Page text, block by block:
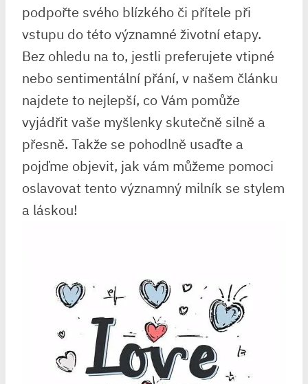
podpořte svého‌ blízkého⁣ či přítele ​při
vstupu do této významné životní etapy.
Bez ohledu na to, jestli preferujete ​vtipné
nebo sentimentální ‍přání,‍ v našem ⁤článku
najdete to nejlepší, co Vám pomůže
vyjádřit vaše myšlenky skutečně silně a
přesně. Takže se pohodlně‌ usaďte a⁣
pojďme objevit, jak vám můžeme pomoci
oslavovat tento významný milník se stylem
a láskou!